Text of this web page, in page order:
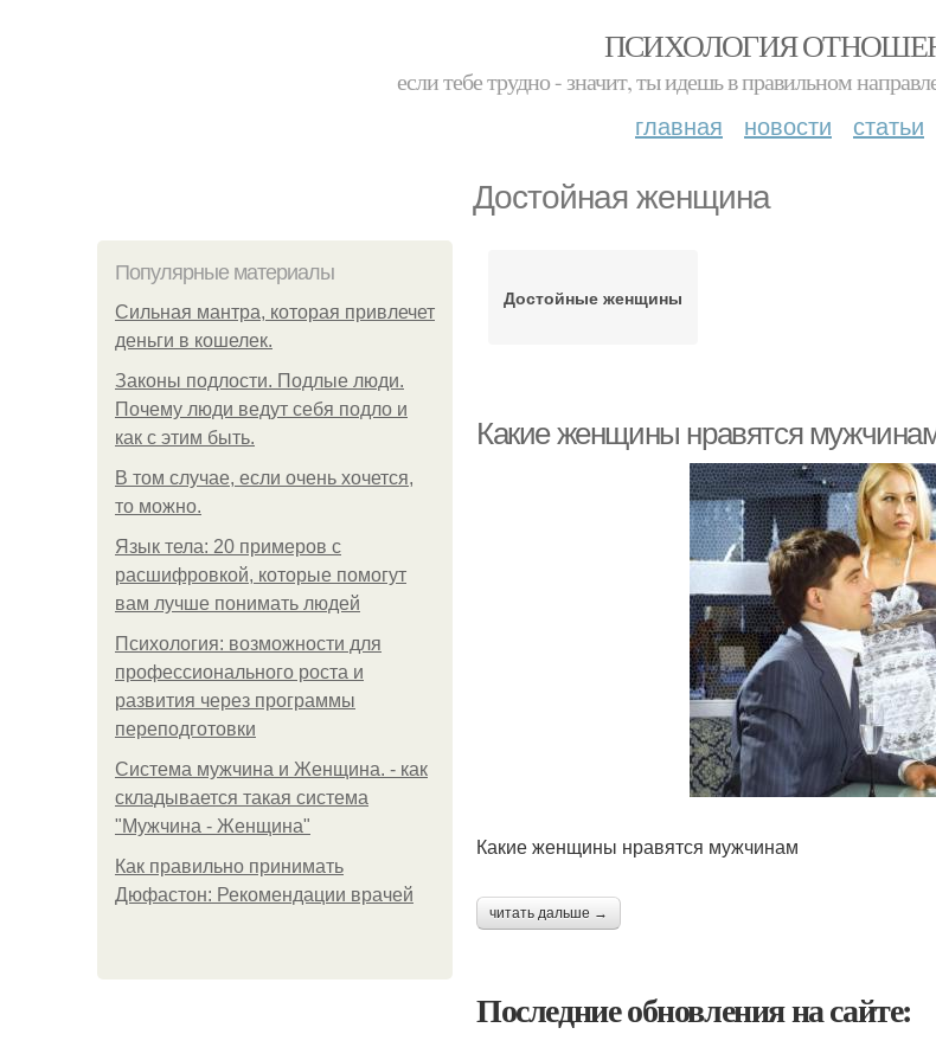
ПСИХОЛОГИЯ
если тебе трудно - значит, ты идешь в правильном
главная новости статьи
Достойная женщина
Популярные материалы
Сильная мантра, которая привлечет
деньги в кошелек.
Законы подлости. Подлые люди.
Почему люди ведут себя подло и
как с этим быть.
В том случае, если очень хочется,
то можно.
Язык тела: 20 примеров с
расшифровкой, которые помогут
вам лучше понимать людей
Психология: возможности для
профессионального роста и
развития через программы
переподготовки
Система мужчина и Женщина. - как
складывается такая система
"Мужчина - Женщина"
Как правильно принимать
Дюфастон: Рекомендации врачей
Достойные женщины
Какие женщины нравятся
Какие женщины нравятся мужчинам
читать дальше →
Последние обновления на сайте: